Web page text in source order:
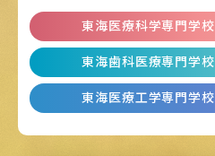
東海医療科学専門学校
東海歯科医療専門学校
東海医療工学専門学校